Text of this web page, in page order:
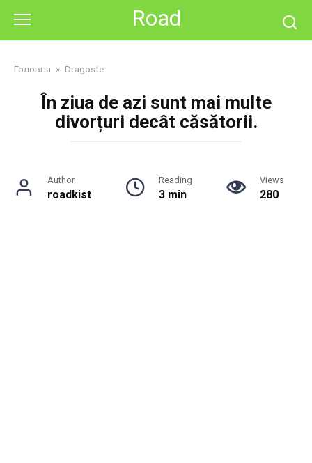
content
Road
Головна » Dragoste
În ziua de azi sunt mai multe
divorțuri decât căsătorii.
Author
roadkist
Reading
3 min
Views
280